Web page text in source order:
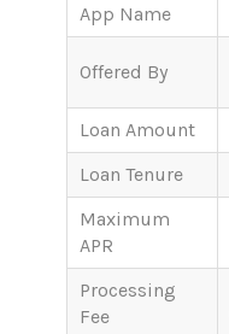
App Name
Offered By
Loan Amount
Loan Tenure
Maximum
APR
Processing
Fee